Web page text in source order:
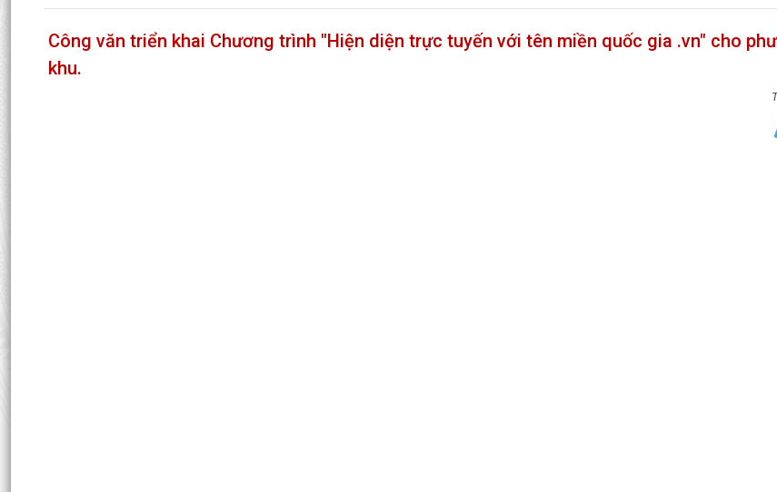
Công văn triển khai Chương trình "Hiện diện trực tuyến với tên miền quốc gia .vn" cho
khu.